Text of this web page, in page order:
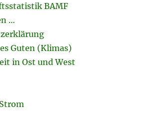
BAMF
…
Guten (Klimas)
in Ost und West